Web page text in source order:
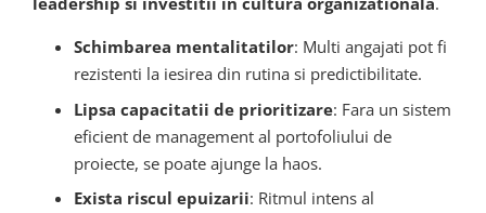
Schimbarea mentalitatilor: Multi angajati pot fi
rezistenti la iesirea din rutina si predictibilitate.
Lipsa capacitatii de prioritizare: Fara un sistem
eficient de management al portofoliului de
proiecte, se poate ajunge la haos.
Exista riscul epuizarii: Ritmul intens al